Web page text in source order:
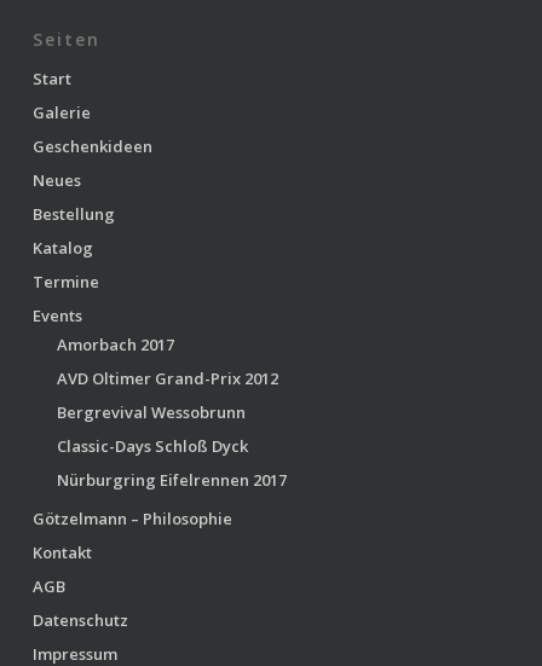
Seiten
Start
Galerie
Geschenkideen
Neues
Bestellung
Katalog
Termine
Events
Amorbach 2017
AVD Oltimer Grand-Prix 2012
Bergrevival Wessobrunn
Classic-Days Schloß Dyck
Nürburgring Eifelrennen 2017
Götzelmann – Philosophie
Kontakt
AGB
Datenschutz
Impressum